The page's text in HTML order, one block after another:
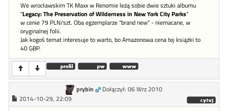
We wrocławskim TK Maxx w Renomie leżą sobie dwie sztuki albumu
"Legacy: The Preservation of Wilderness in New York City Parks"
w cenie 79 PLN/szt. Oba egzemplarze "brand new" - niemacane, w
oryginalnej folii.
Jak kogoś temat interesuje to warto, bo Amazonowa cena tej książki to
40 GBP.
prybin
Dołączył: 06 Wrz 2010
2014-10-29, 22:09